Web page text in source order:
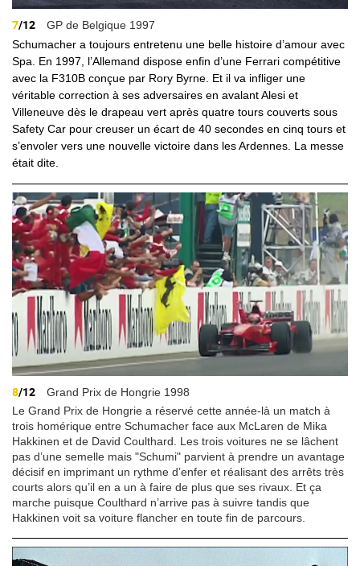
7/12
GP de Belgique 1997
Schumacher a toujours entretenu une belle histoire d’amour avec
Spa. En 1997, l’Allemand dispose enfin d’une Ferrari compétitive
avec la F310B conçue par Rory Byrne. Et il va infliger une
véritable correction à ses adversaires en avalant Alesi et
Villeneuve dès le drapeau vert après quatre tours couverts sous
Safety Car pour creuser un écart de 40 secondes en cinq tours et
s’envoler vers une nouvelle victoire dans les Ardennes. La messe
était dite.
8/12
Grand Prix de Hongrie 1998
Le Grand Prix de Hongrie a réservé cette année-là un match à
trois homérique entre Schumacher face aux McLaren de Mika
Hakkinen et de David Coulthard. Les trois voitures ne se lâchent
pas d’une semelle mais "Schumi" parvient à prendre un avantage
décisif en imprimant un rythme d’enfer et réalisant des arrêts très
courts alors qu’il en a un à faire de plus que ses rivaux. Et ça
marche puisque Coulthard n’arrive pas à suivre tandis que
Hakkinen voit sa voiture flancher en toute fin de parcours.